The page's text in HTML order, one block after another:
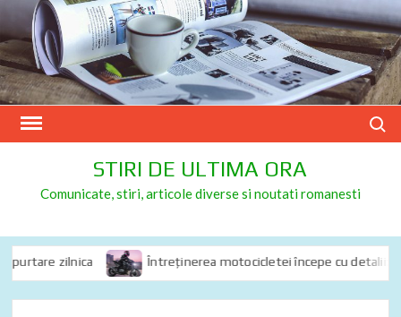
Skip
to
content
STIRI DE ULTIMA ORA
Comunicate, stiri, articole diverse si noutati romanesti
zilnica Întreținerea motocicletei începe cu detalii: de